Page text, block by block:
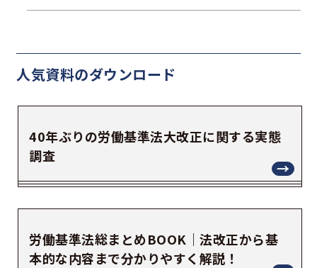
人気資料のダウンロード
40年ぶりの労働基準法大改正に関する実態
調査
労働基準法総まとめBOOK｜法改正から基
本的な内容まで分かりやすく解説！